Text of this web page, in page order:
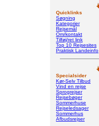
Quicklinks
Søgning
Kategorier
Rejsemål
Om/kontakt
Tilføj/ret link
Top 10 Rejsesites
Praktisk Landeinfo
Specialsider
Kør-Selv Tilbud
Vind en rejse
Sprogrejser
Rejsebøger
Sommerhuse
Rejseledsager
Sommerhus
Afbudsrejser